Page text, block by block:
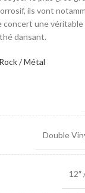
ils vont
concert une véritable
dansant.
/ Métal
Double
12″